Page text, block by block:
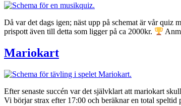
Då var det dags igen; näst upp på schemat är vår quiz
prispott även till detta som ligger på ca 2000kr.
Mariokart
Efter senaste succén var det självklart att mariokart
Vi börjar strax efter 17:00 och beräknar en total